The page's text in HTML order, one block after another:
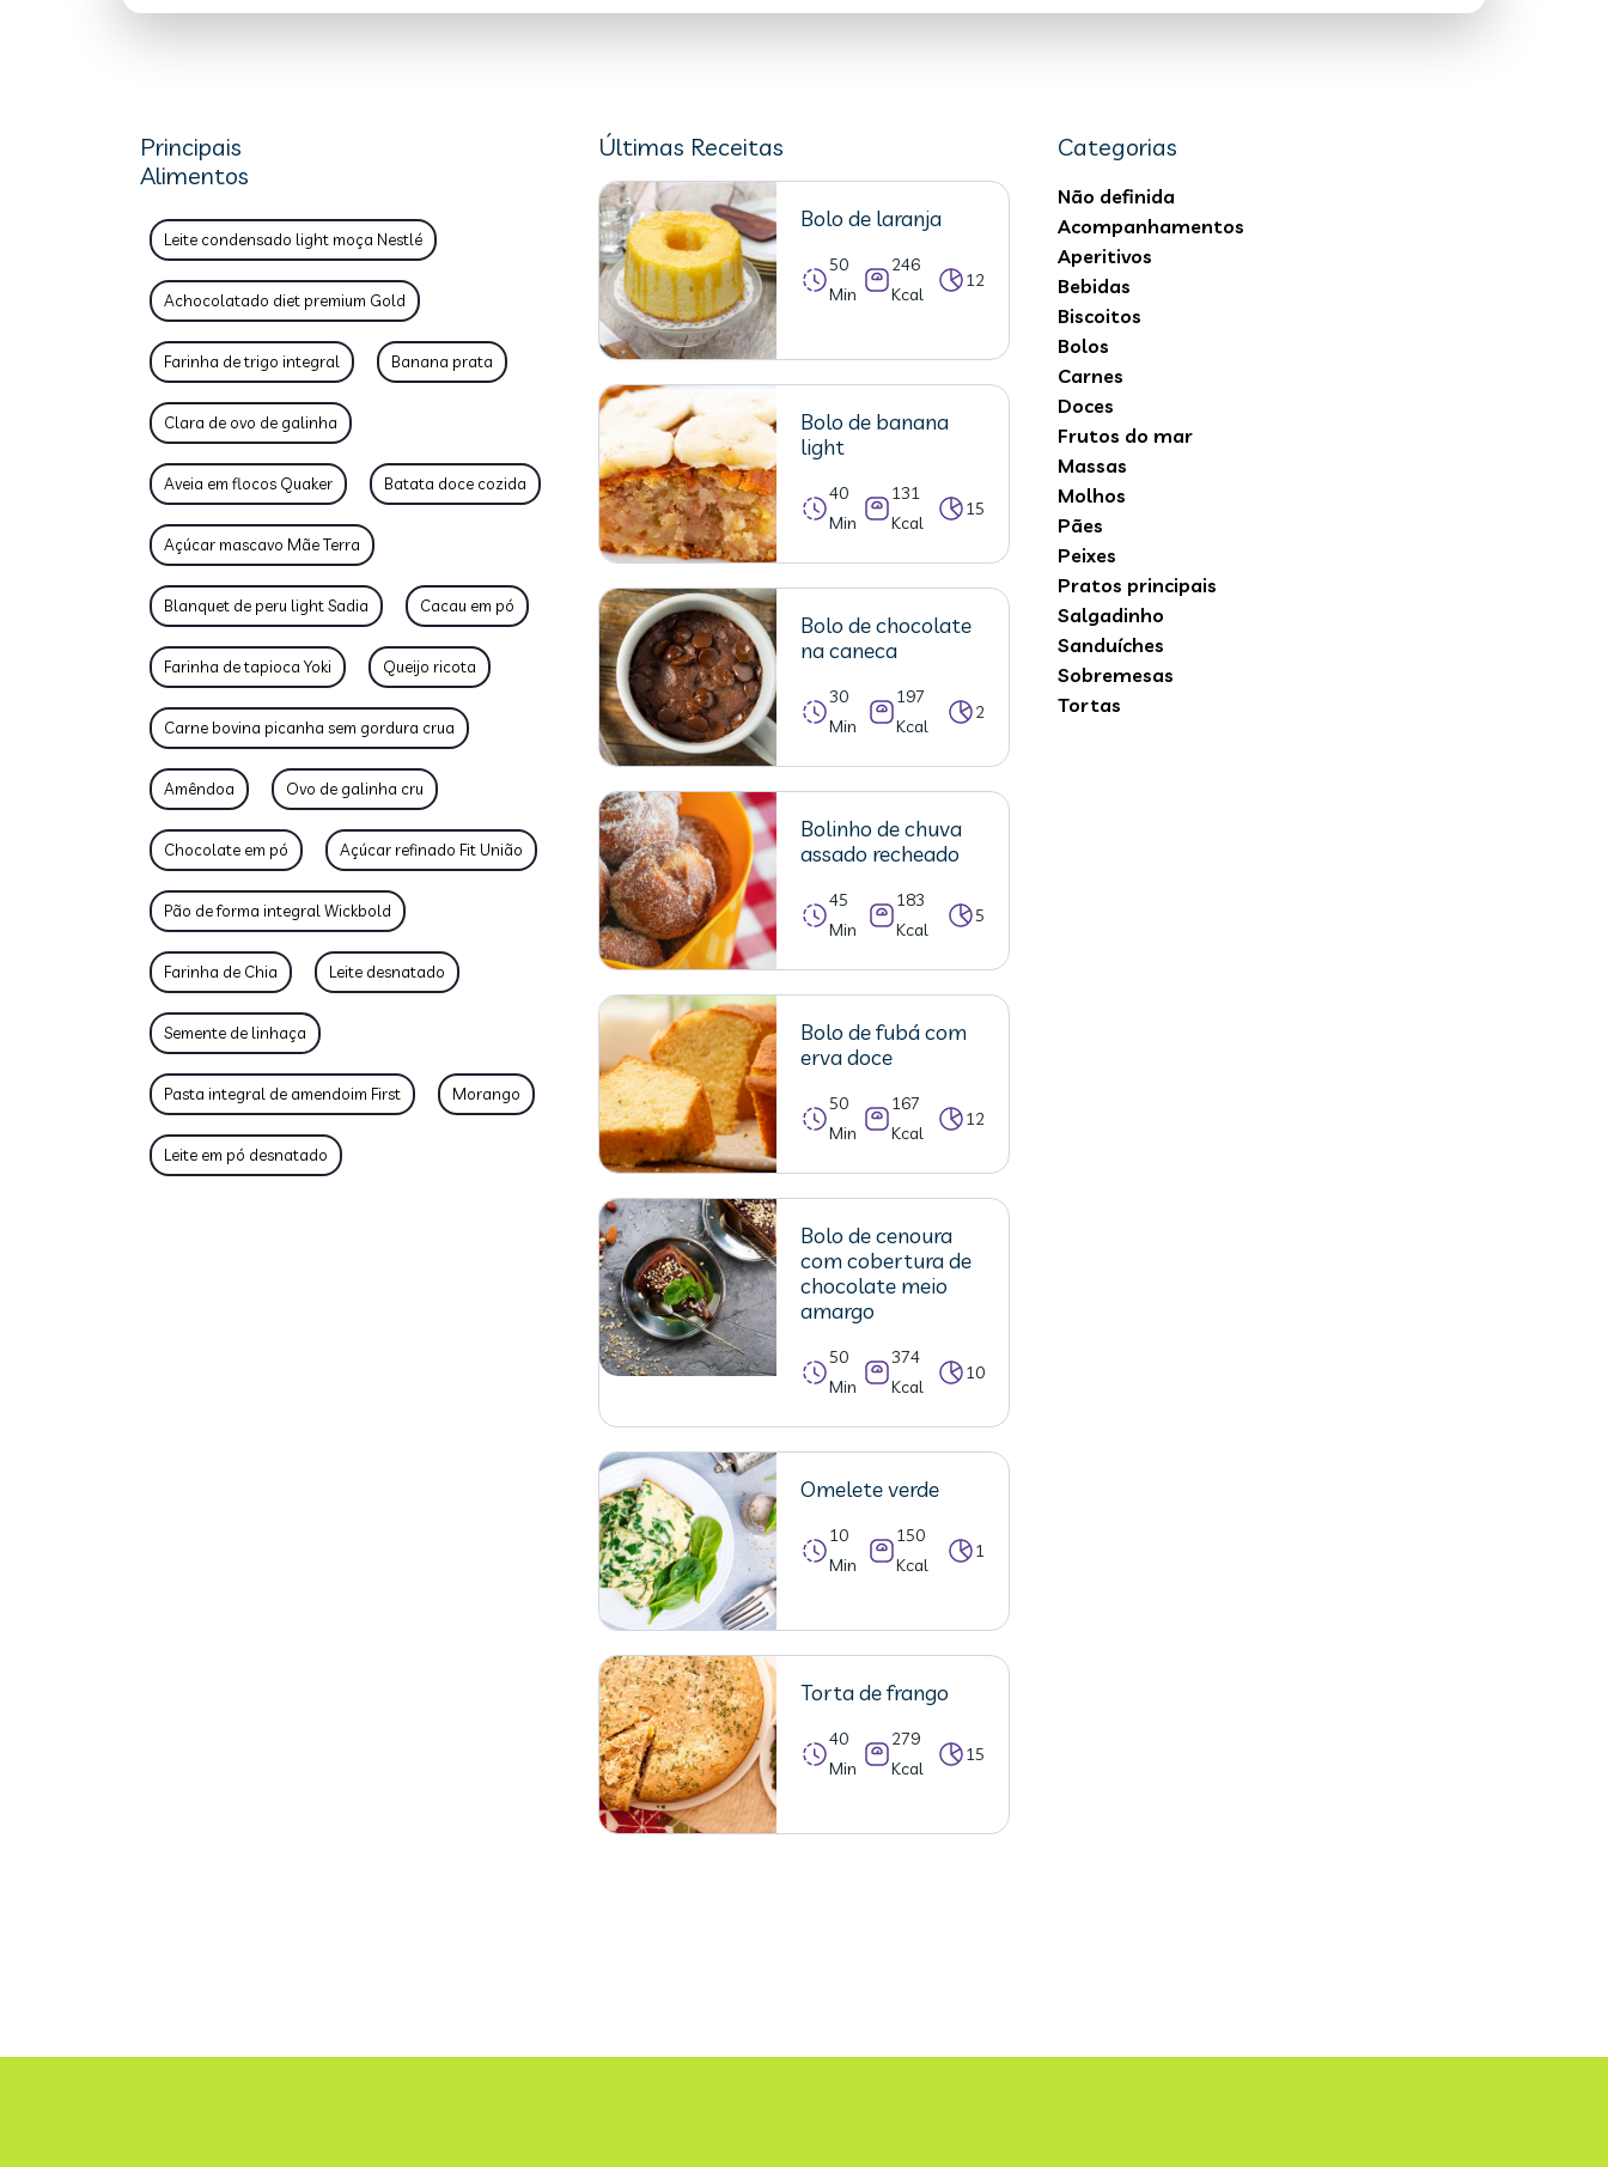
Principais
Alimentos
Leite condensado light moça Nestlé
Achocolatado diet premium Gold
Farinha de trigo integral Banana prata
Clara de ovo de galinha
Aveia em flocos Quaker Batata doce cozida
Açúcar mascavo Mãe Terra
Blanquet de peru light Sadia Cacau em pó
Farinha de tapioca Yoki Queijo ricota
Carne bovina picanha sem gordura crua
Amêndoa Ovo de galinha cru
Chocolate em pó Açúcar refinado Fit União
Pão de forma integral Wickbold
Farinha de Chia Leite desnatado
Semente de linhaça
Pasta integral de amendoim First Morango
Leite em pó desnatado
Últimas Receitas
Bolo de laranja
50
Min
246
Kcal
12
Bolo de banana
light
40
Min
131
Kcal
15
Bolo de chocolate
na caneca
30
Min
197
Kcal
2
Bolinho de chuva
assado recheado
45
Min
183
Kcal
5
Bolo de fubá com
erva doce
50
Min
167
Kcal
12
Bolo de cenoura
com cobertura de
chocolate meio
amargo
50
Min
374
Kcal
10
Omelete verde
10
Min
150
Kcal
1
Torta de frango
40
Min
279
Kcal
15
Categorias
Não definida
Acompanhamentos
Aperitivos
Bebidas
Biscoitos
Bolos
Carnes
Doces
Frutos do mar
Massas
Molhos
Pães
Peixes
Pratos principais
Salgadinho
Sanduíches
Sobremesas
Tortas